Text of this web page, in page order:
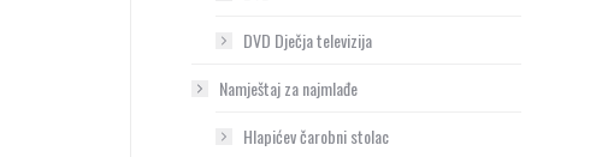
DVD Dječja televizija
Namještaj za najmlađe
Hlapićev čarobni stolac